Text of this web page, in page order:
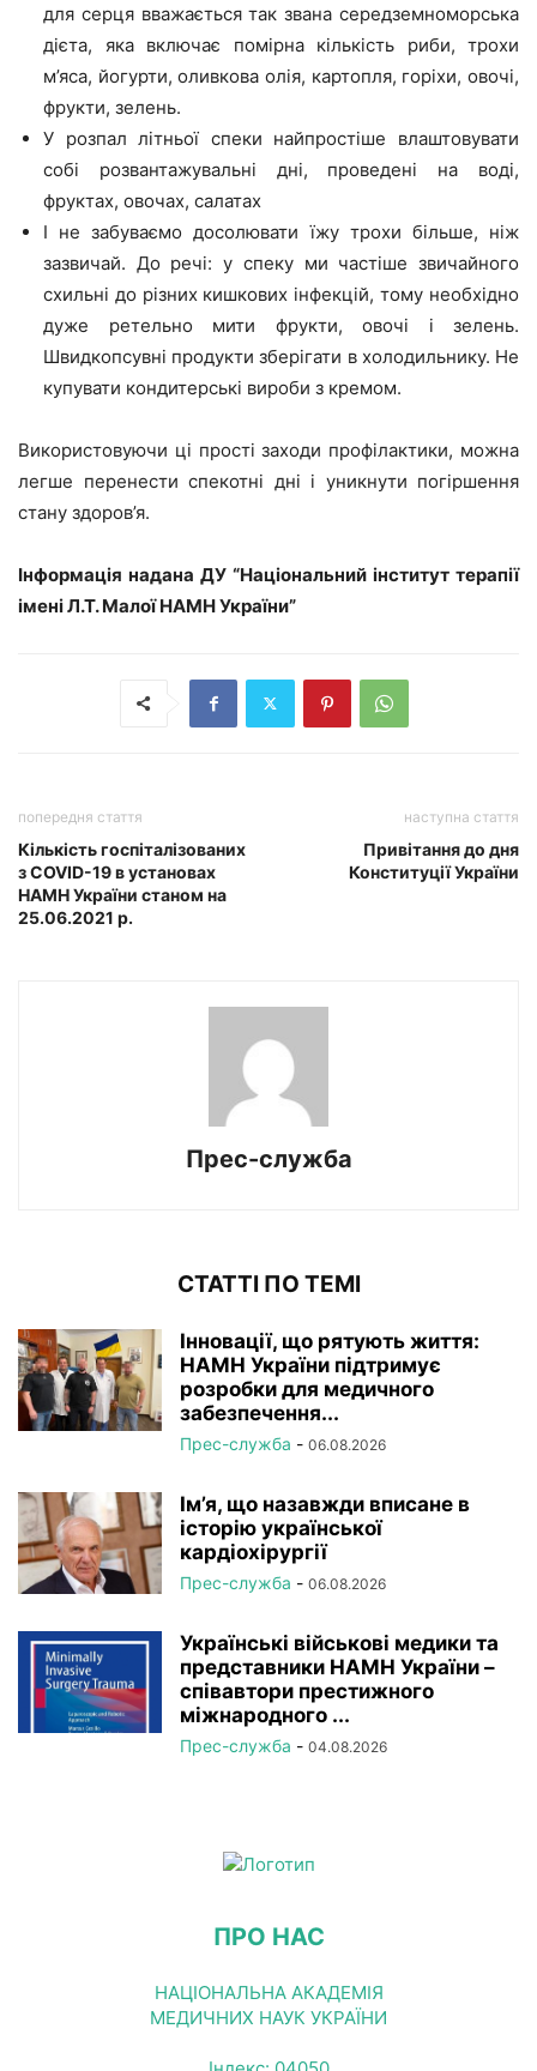
для серця вважається так звана середземноморська
дієта, яка включає помірна кількість риби, трохи
м’яса, йогурти, оливкова олія, картопля, горіхи, овочі,
фрукти, зелень.
У розпал літньої спеки найпростіше влаштовувати
собі розвантажувальні дні, проведені на воді,
фруктах, овочах, салатах
І не забуваємо досолювати їжу трохи більше, ніж
зазвичай. До речі: у спеку ми частіше звичайного
схильні до різних кишкових інфекцій, тому необхідно
дуже ретельно мити фрукти, овочі і зелень.
Швидкопсувні продукти зберігати в холодильнику. Не
купувати кондитерські вироби з кремом.
Використовуючи ці прості заходи профілактики, можна
легше перенести спекотні дні і уникнути погіршення
стану здоров’я.
Інформація надана ДУ “Нацiональний iнститут терапії
iменi Л.Т. Малої НАМН України”
попередня стаття
Кількість госпіталізованих
з COVID-19 в установах
НАМН України станом на
25.06.2021 р.
наступна стаття
Привітання до дня
Конституції України
Прес-служба
СТАТТІ ПО ТЕМІ
Інновації, що рятують життя:
НАМН України підтримує
розробки для медичного
забезпечення...
Прес-служба - 06.08.2026
Ім’я, що назавжди вписане в
історію української
кардіохірургії
Прес-служба - 06.08.2026
Українські військові медики та
представники НАМН України –
співавтори престижного
міжнародного ...
Прес-служба - 04.08.2026
ПРО НАС
НАЦІОНАЛЬНА АКАДЕМІЯ
МЕДИЧНИХ НАУК УКРАЇНИ